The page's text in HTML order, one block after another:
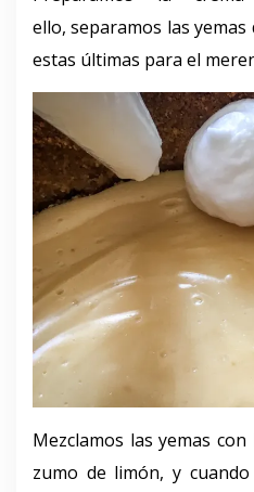
ello, separamos las
estas últimas para el
Mezclamos las yemas
zumo de limón, y